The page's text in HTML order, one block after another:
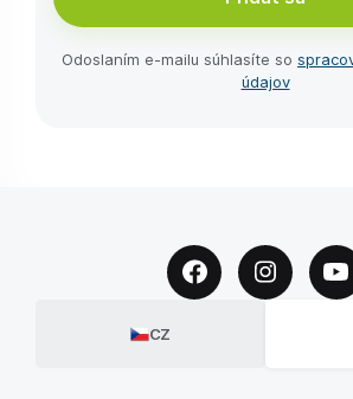
Odoslaním e-⁠mailu súhlasíte so
údajov
CZ